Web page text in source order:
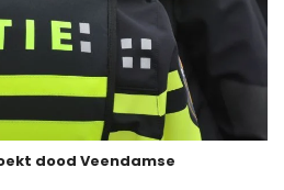
dood Veendamse